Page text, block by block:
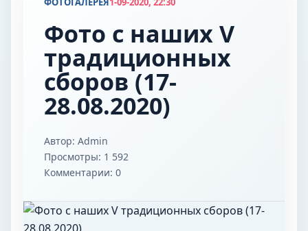
ЗАПИСАТЬСЯ
Фото с наших V
традиционных
сборов (17-
28.08.2020)
Автор: Admin
Просмотры: 1 592
Комментарии: 0